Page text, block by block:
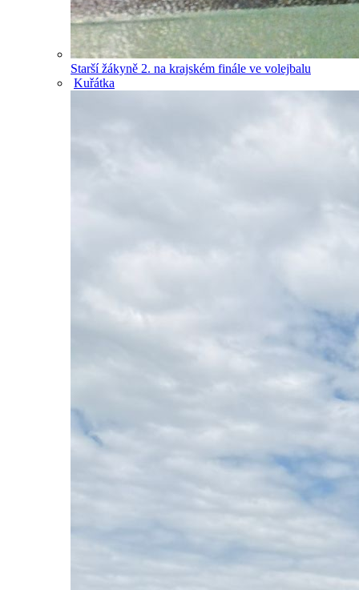
Starší žákyně 2. na krajském finále ve volejbalu
Kuřátka